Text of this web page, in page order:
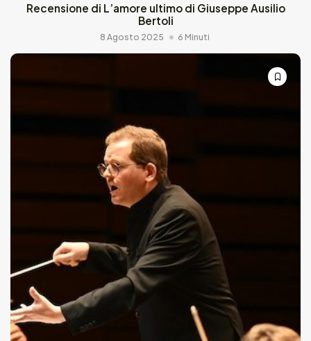
Recensione di L’amore ultimo di Giuseppe Ausilio
Bertoli
8 Agosto 2025 6 Minuti